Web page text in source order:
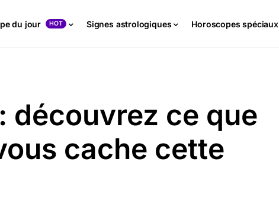
du jour HOT Signes astrologiques Horoscopes spéciaux
découvrez ce que
cache cette